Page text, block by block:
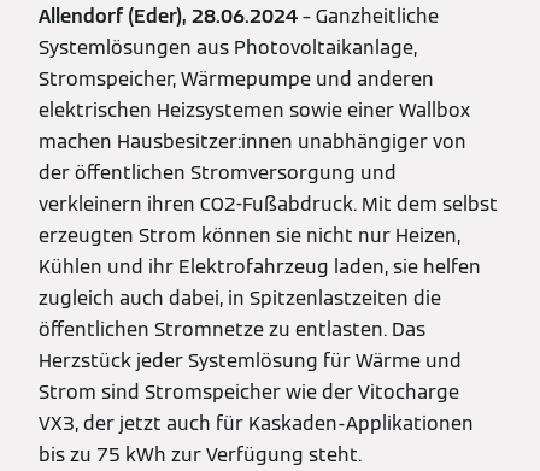
Allendorf (Eder), 28.06.2024– Ganzheitliche
Systemlösungen aus Photovoltaikanlage,
Stromspeicher, Wärmepumpe und anderen
elektrischen Heizsystemen sowie einer Wallbox
machen Hausbesitzer:innen unabhängiger von
der öffentlichen Stromversorgung und
verkleinern ihren CO2-Fußabdruck. Mit dem selbst
erzeugten Strom können sie nicht nur Heizen,
Kühlen und ihr Elektrofahrzeug laden, sie helfen
zugleich auch dabei, in Spitzenlastzeiten die
öffentlichen Stromnetze zu entlasten. Das
Herzstück jeder Systemlösung für Wärme und
Strom sind Stromspeicher wie der Vitocharge
VX3, der jetzt auch für Kaskaden-Applikationen
bis zu 75 kWh zur Verfügung steht.